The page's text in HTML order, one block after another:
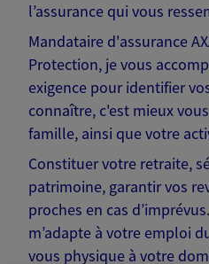
l’assurance qui vous
Mandataire d'assurance
Protection, je vous
exigence pour identifier
connaître, c'est mieux
famille, ainsi que votre
Constituer votre retraite,
patrimoine, garantir vos
proches en cas
m’adapte à votre emploi
vous physique à votre